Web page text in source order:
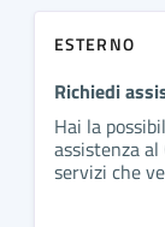
ESTERNO
Richiedi
Hai la
assistenza
servizi che